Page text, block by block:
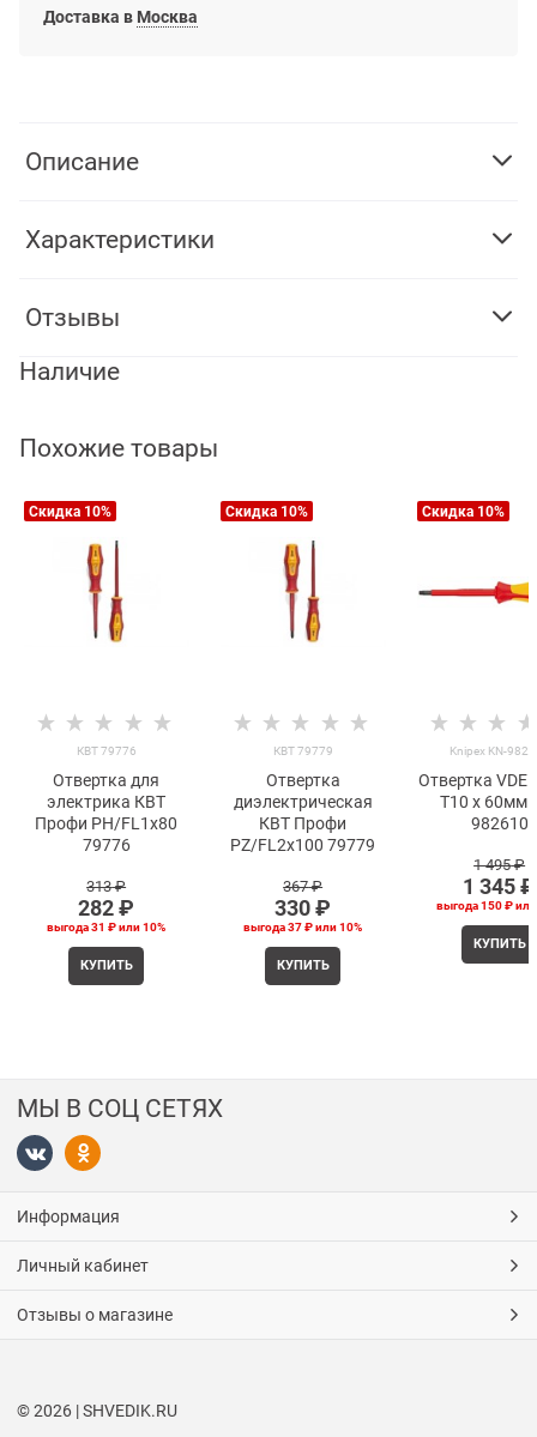
Доставка в Москва
Описание
Характеристики
Отзывы
Наличие
Похожие товары
Скидка 10%
КВТ 79776
Отвертка для
электрика КВТ
Профи PH/FL1x80
79776
313 ₽
282 ₽
выгода31 ₽или10%
КУПИТЬ
Скидка 10%
КВТ 79779
Отвертка
диэлектрическая
КВТ Профи
PZ/FL2x100 79779
367 ₽
330 ₽
выгода37 ₽или10%
КУПИТЬ
Скидка 10%
Knipex KN-
Отвертка VDE
T10 x 60мм
982610
1 495 ₽
1 345 ₽
выгода150 ₽
КУПИТЬ
МЫ В СОЦ СЕТЯХ
Информация
Личный кабинет
Отзывы о магазине
© 2026 | SHVEDIK.RU